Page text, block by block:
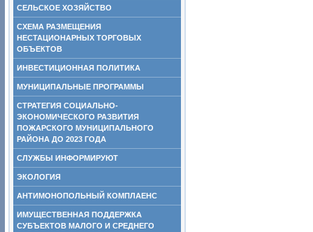
СЕЛЬСКОЕ ХОЗЯЙСТВО
СХЕМА РАЗМЕЩЕНИЯ
НЕСТАЦИОНАРНЫХ ТОРГОВЫХ
ОБЪЕКТОВ
ИНВЕСТИЦИОННАЯ ПОЛИТИКА
МУНИЦИПАЛЬНЫЕ ПРОГРАММЫ
СТРАТЕГИЯ СОЦИАЛЬНО-
ЭКОНОМИЧЕСКОГО РАЗВИТИЯ
ПОЖАРСКОГО МУНИЦИПАЛЬНОГО
РАЙОНА ДО 2023 ГОДА
СЛУЖБЫ ИНФОРМИРУЮТ
ЭКОЛОГИЯ
АНТИМОНОПОЛЬНЫЙ КОМПЛАЕНС
ИМУЩЕСТВЕННАЯ ПОДДЕРЖКА
СУБЪЕКТОВ МАЛОГО И СРЕДНЕГО